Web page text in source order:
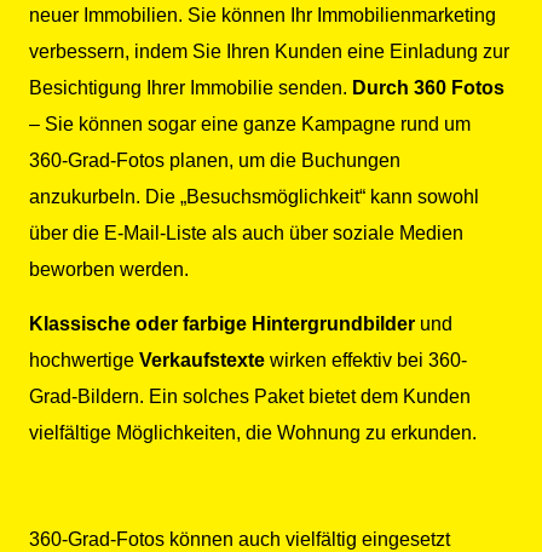
neuer Immobilien. Sie können Ihr Immobilienmarketing
verbessern, indem Sie Ihren Kunden eine Einladung zur
Besichtigung Ihrer Immobilie senden. Durch 360 Fotos
– Sie können sogar eine ganze Kampagne rund um
360-Grad-Fotos planen, um die Buchungen
anzukurbeln. Die „Besuchsmöglichkeit“ kann sowohl
über die E-Mail-Liste als auch über soziale Medien
beworben werden.
Klassische oder farbige Hintergrundbilder und
hochwertige Verkaufstexte wirken effektiv bei 360-
Grad-Bildern. Ein solches Paket bietet dem Kunden
vielfältige Möglichkeiten, die Wohnung zu erkunden.
360-Grad-Fotos können auch vielfältig eingesetzt